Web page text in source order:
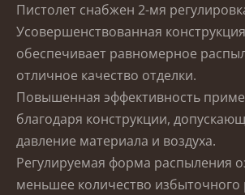
Пистолет снабжен 2-мя
Усовершенствованная
обеспечивает равномерное
отличное качество отделки.
Повышенная эффективность
благодаря конструкции,
давление материала и воздуха.
Регулируемая форма распыления
меньшее количество избыточного